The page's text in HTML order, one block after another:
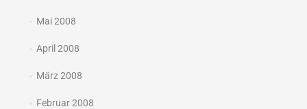
Mai 2008
April 2008
März 2008
Februar 2008